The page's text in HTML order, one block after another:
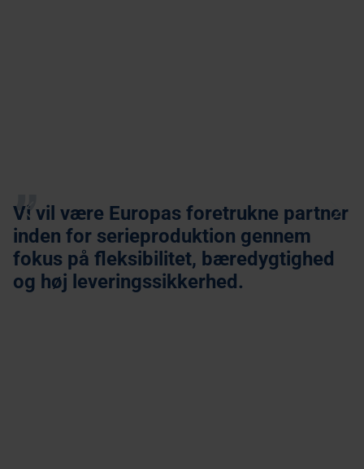
Vi vil være Europas foretrukne partner
inden for serieproduktion gennem
fokus på fleksibilitet, bæredygtighed
og høj leveringssikkerhed.